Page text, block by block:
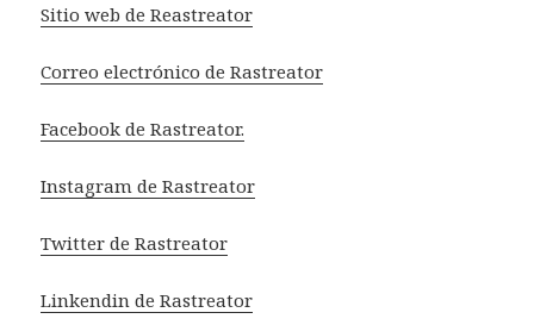
Sitio web de Reastreator
Correo electrónico de Rastreator
Facebook de Rastreator.
Instagram de Rastreator
Twitter de Rastreator
Linkendin de Rastreator